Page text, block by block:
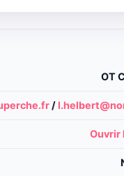
OT
/
Ouvrir